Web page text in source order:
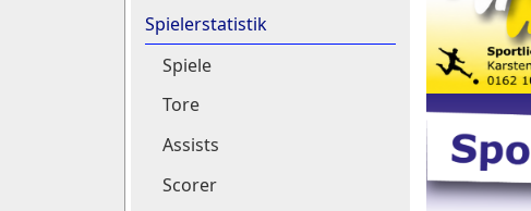
Spielerstatistik
Spiele
Tore
Assists
Scorer